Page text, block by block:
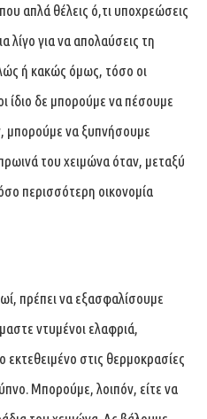
απλά θέλεις ό,τι υποχρεώσεις
λίγο για να απολαύσεις τη
ή κακώς όμως, τόσο οι
ίδιο δε μπορούμε να πέσουμε
μπορούμε να ξυπνήσουμε
του χειμώνα όταν, μεταξύ
περισσότερη οικονομία
πρέπει να εξασφαλίσουμε
ντυμένοι ελαφριά,
στις θερμοκρασίες
Μπορούμε, λοιπόν, είτε να